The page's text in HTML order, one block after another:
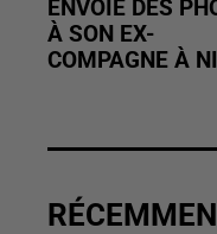
ENVOIE DES
À SON EX-
COMPAGNE À